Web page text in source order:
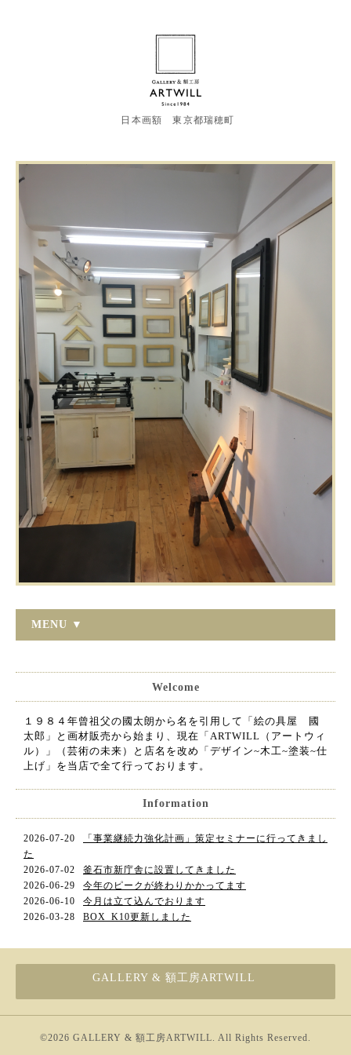
日本画額 東京都瑞穂町
MENU ▼
Welcome
１９８４年曾祖父の國太朗から名を引用して「絵の具屋 國
太郎」と画材販売から始まり、現在「ARTWILL（アートウィ
ル）」（芸術の未来）と店名を改め「デザイン~木工~塗装~仕
上げ」を当店で全て行っております。
Information
2026-07-20
「事業継続力強化計画」策定セミナーに行ってきまし
た
2026-07-02
釜石市新庁舎に設置してきました
2026-06-29
今年のピークが終わりかかってます
2026-06-10
今月は立て込んでおります
2026-03-28
BOX_K10更新しました
GALLERY & 額工房ARTWILL
©2026 GALLERY & 額工房ARTWILL. All Rights Reserved.